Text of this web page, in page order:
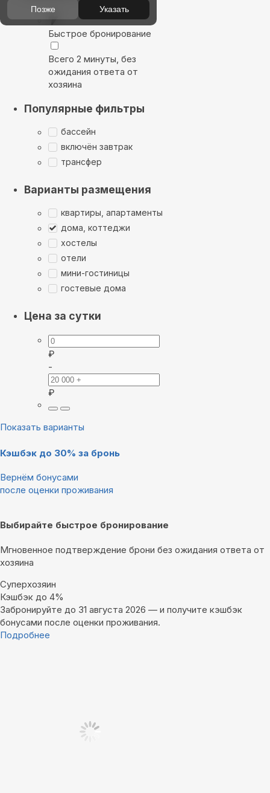
Быстрое бронирование
Всего 2 минуты, без
ожидания ответа от
хозяина
Популярные фильтры
бассейн
включён завтрак
трансфер
Варианты размещения
квартиры, апартаменты
дома, коттеджи
хостелы
отели
мини-гостиницы
гостевые дома
Цена за сутки
₽
-
₽
Показать варианты
Кэшбэк до 30% за бронь
Вернём бонусами
после оценки проживания
Выбирайте быстрое бронирование
Мгновенное подтверждение брони без ожидания ответа от
хозяина
Суперхозяин
Кэшбэк до 4%
Забронируйте до 31 августа 2026 — и получите кэшбэк
бонусами после оценки проживания.
Подробнее
Позже Указать